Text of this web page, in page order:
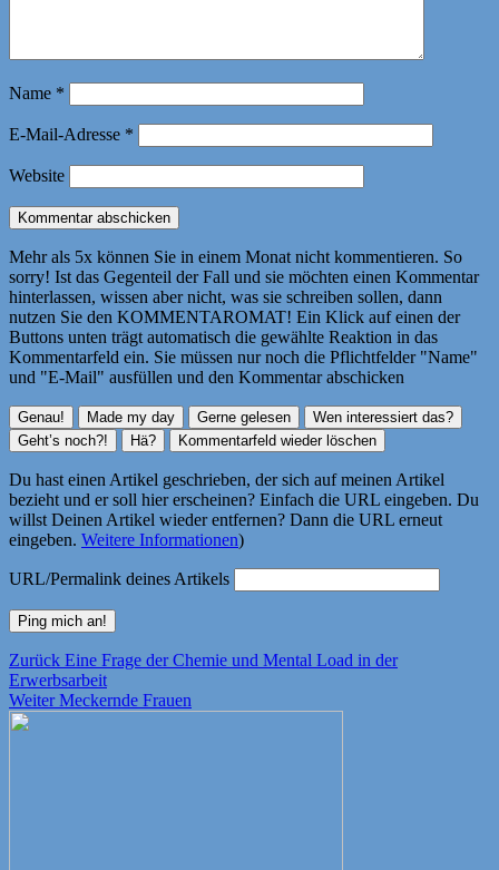
Name *
E-Mail-Adresse *
Website
Mehr als 5x können Sie in einem Monat nicht kommentieren. So
sorry! Ist das Gegenteil der Fall und sie möchten einen Kommentar
hinterlassen, wissen aber nicht, was sie schreiben sollen, dann
nutzen Sie den KOMMENTAROMAT! Ein Klick auf einen der
Buttons unten trägt automatisch die gewählte Reaktion in das
Kommentarfeld ein. Sie müssen nur noch die Pflichtfelder "Name"
und "E-Mail" ausfüllen und den Kommentar abschicken
Du hast einen Artikel geschrieben, der sich auf meinen Artikel
bezieht und er soll hier erscheinen? Einfach die URL eingeben. Du
willst Deinen Artikel wieder entfernen? Dann die URL erneut
eingeben. Weitere Informationen)
URL/Permalink deines Artikels
Beitragsnavigation
Zurück Vorheriger
Beitrag:
Eine Frage der Chemie und Mental Load in der
Erwerbsarbeit
Weiter Nächster
Meckernde Frauen